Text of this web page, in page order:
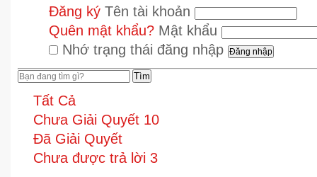
Đăng ký Tên tài khoản
Quên mật khẩu? Mật khẩu
Nhớ trạng thái đăng nhập
Tìm
Tất Cả
Chưa Giải Quyết 10
Đã Giải Quyết
Chưa được trả lời 3